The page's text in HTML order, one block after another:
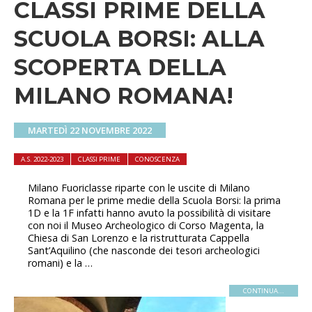
CLASSI PRIME DELLA
SCUOLA BORSI: ALLA
SCOPERTA DELLA
MILANO ROMANA!
MARTEDÌ 22 NOVEMBRE 2022
A.S. 2022-2023 CLASSI PRIME CONOSCENZA
Milano Fuoriclasse riparte con le uscite di Milano
Romana per le prime medie della Scuola Borsi: la prima
1D e la 1F infatti hanno avuto la possibilità di visitare
con noi il Museo Archeologico di Corso Magenta, la
Chiesa di San Lorenzo e la ristrutturata Cappella
Sant’Aquilino (che nasconde dei tesori archeologici
romani) e la …
CONTINUA...